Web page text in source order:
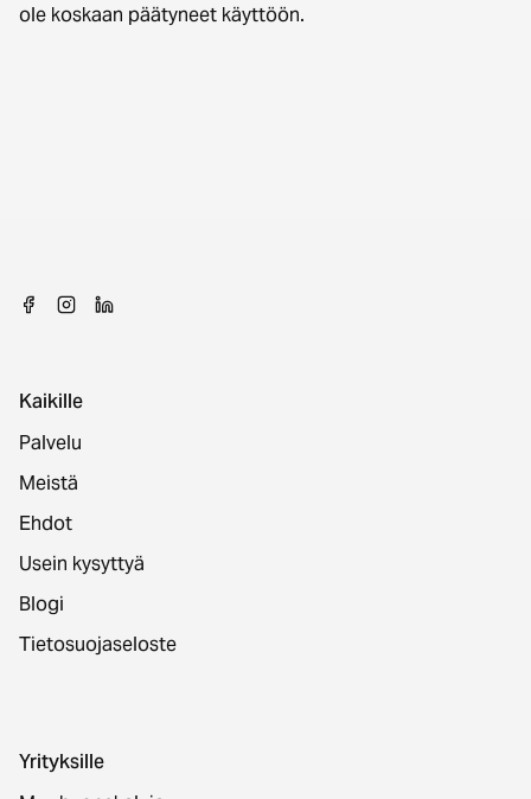
ole koskaan päätyneet käyttöön.
Kaikille
Palvelu
Meistä
Ehdot
Usein kysyttyä
Blogi
Tietosuojaseloste
Yrityksille